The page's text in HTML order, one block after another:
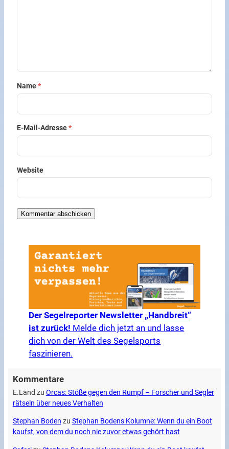
Name*
E-Mail-Adresse*
Website
Der Segelreporter Newsletter „Handbreit“
ist zurück! Melde dich jetzt an und lasse
dich von der Welt des Segelsports
faszinieren.
Kommentare
E.Land zu Orcas: Stöße gegen den Rumpf – Forscher und Segler
rätseln über neues Verhalten
Stephan Boden zu Stephan Bodens Kolumne: Wenn du ein Boot
kaufst, von dem du noch nie zuvor etwas gehört hast